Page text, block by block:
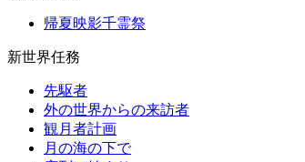
帰夏映影千霊祭
新世界任務
先駆者
外の世界からの来訪者
観月者計画
月の海の下で